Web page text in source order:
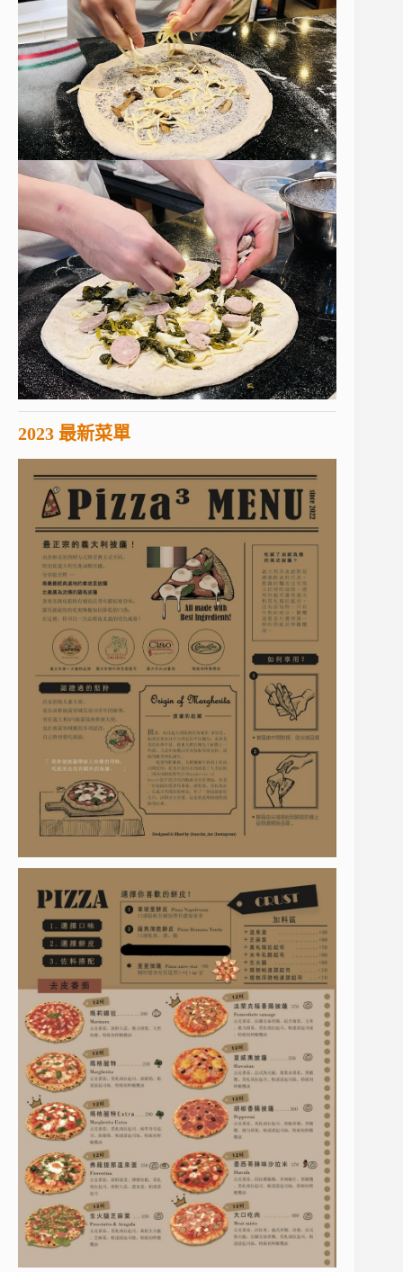
2023 最新菜單